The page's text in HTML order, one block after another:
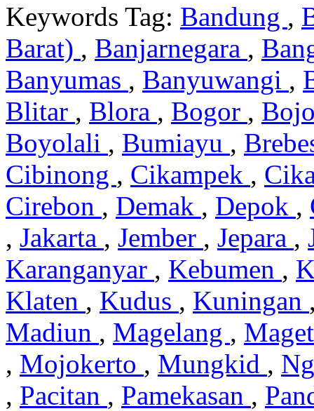
Keywords Tag: Bandung ,
Barat) , Banjarnegara ,
Banyumas , Banyuwangi ,
Blitar , Blora , Bogor ,
Boyolali , Bumiayu ,
Cibinong , Cikampek ,
Cirebon , Demak , Depok ,
, Jakarta , Jember , Jepara ,
Karanganyar , Kebumen ,
Klaten , Kudus , Kuningan
Madiun , Magelang ,
, Mojokerto , Mungkid ,
, Pacitan , Pamekasan ,